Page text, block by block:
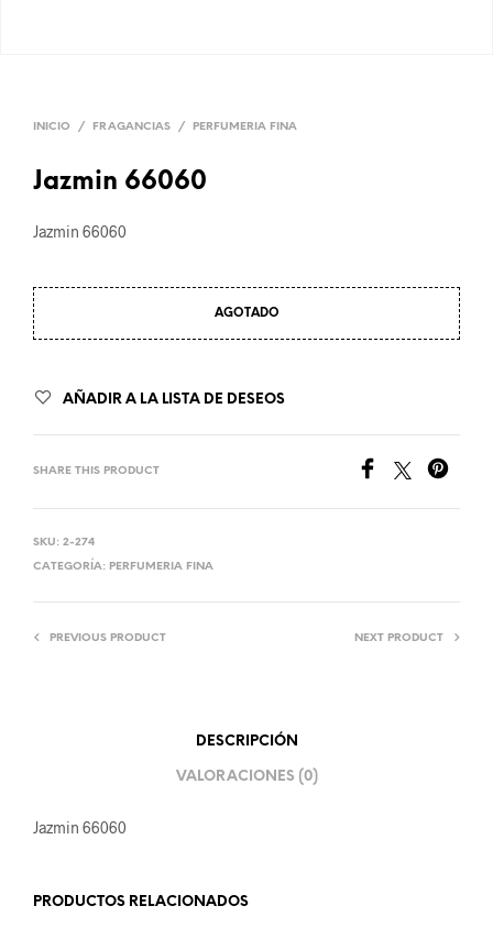
INICIO / FRAGANCIAS / PERFUMERIA FINA
Jazmin 66060
Jazmin 66060
AGOTADO
AÑADIR A LA LISTA DE DESEOS
SHARE THIS PRODUCT
SKU: 2-274
CATEGORÍA: PERFUMERIA FINA
PREVIOUS PRODUCT NEXT PRODUCT
DESCRIPCIÓN
VALORACIONES (0)
Jazmin 66060
PRODUCTOS RELACIONADOS